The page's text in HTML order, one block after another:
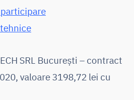
SRL București – contract
valoare 3198,72 lei cu